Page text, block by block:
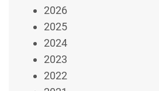
2026
2025
2024
2023
2022